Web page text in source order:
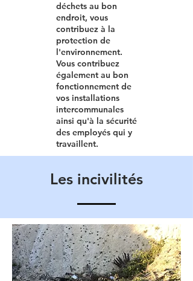
déchets au bon
endroit, vous
contribuez à la
protection de
l'environnement.
Vous contribuez
également au bon
fonctionnement de
vos installations
intercommunales
ainsi qu'à la sécurité
des employés qui y
travaillent.
Les incivilités